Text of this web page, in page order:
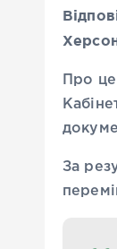
Про
За